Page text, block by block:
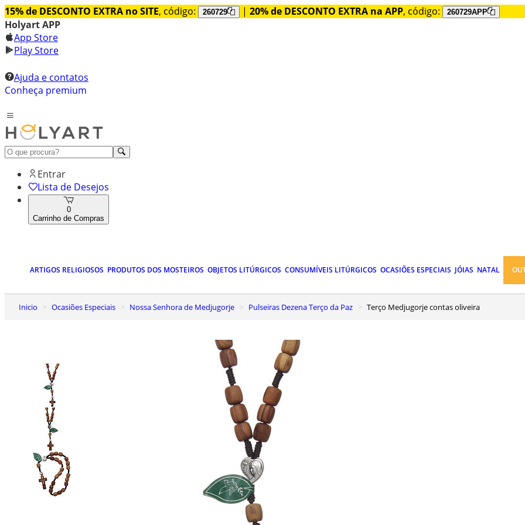
15% de DESCONTO EXTRA no SITE, código: 260729 | 20% de DESCONTO EXTRA na APP, código: 260729APP
Holyart APP
App Store
Play Store
Ajuda e contatos
Conheça premium
Entrar
Lista de Desejos
0
Carrinho de Compras
ARTIGOS RELIGIOSOS PRODUTOS DOS MOSTEIROS OBJETOS LITÚRGICOS CONSUMÍVEIS LITÚRGICOS OCASIÕES ESPECIAIS JÓIAS NATAL
Inicio Ocasiões Especiais Nossa Senhora de Medjugorje Pulseiras Dezena Terço da Paz Terço Medjugorje contas oliveira